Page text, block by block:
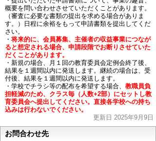
概要を問い合わせさせていただくことがあります。
（審査に必要な書類の提出を求める場合がありま
す。）日程に余裕をもって申請書類を提出してくだ
さい。
・ 将来的に、会員募集、主催者の収益事業につなが
ると想定される場合、申請段階でお断りさせていた
だくことがあります。
・新規の場合、月１回の教育委員会定例会終了後、
結果を１週間以内に発送します。継続の場合は、受
付後、結果を１週間以内に発送します。
・学校でチラシ等の配布を希望する場合、 教職員負
担軽減のため、クラス毎（人数+2部）にセットし教
育委員会へ提出してください。直接各学校への持ち
込みは行わないでください。
更新日 2025年9月9日
お問合わせ先